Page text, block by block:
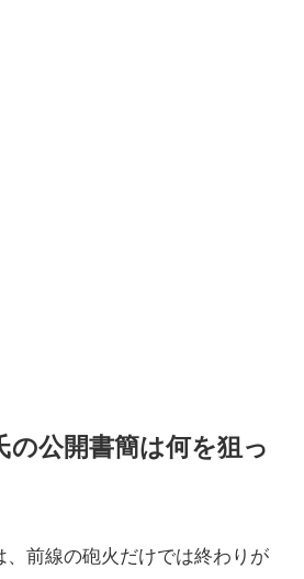
の公開書簡は何を狙っ
、前線の砲火だけでは終わりが